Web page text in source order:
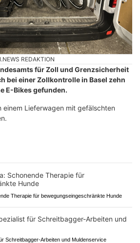
REDAKTION
für Zoll und Grenzsicherheit
bei einer Zollkontrolle in Basel zehn
E-Bikes gefunden.
einem Lieferwagen mit gefälschten
Therapie für bewegungseingeschränkte Hunde
Schreitbagger-Arbeiten und Muldenservice